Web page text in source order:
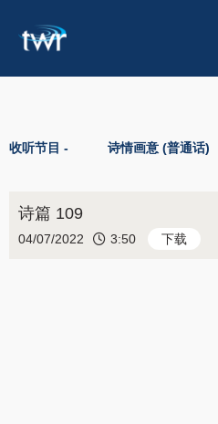
收听节目 - 诗情画意 (普通话)
诗篇 109
04/07/2022 3:50 下载